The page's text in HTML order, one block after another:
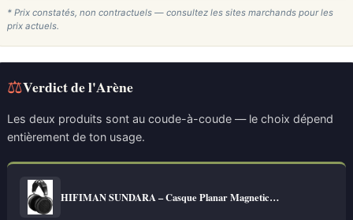
* Prix constatés, non contractuels — consultez les sites marchands pour les
prix actuels.
⚖Verdict de l'Arène
Les deux produits sont au coude-à-coude — le choix dépend
entièrement de ton usage.
HIFIMAN SUNDARA – Casque Planar Magnetic…